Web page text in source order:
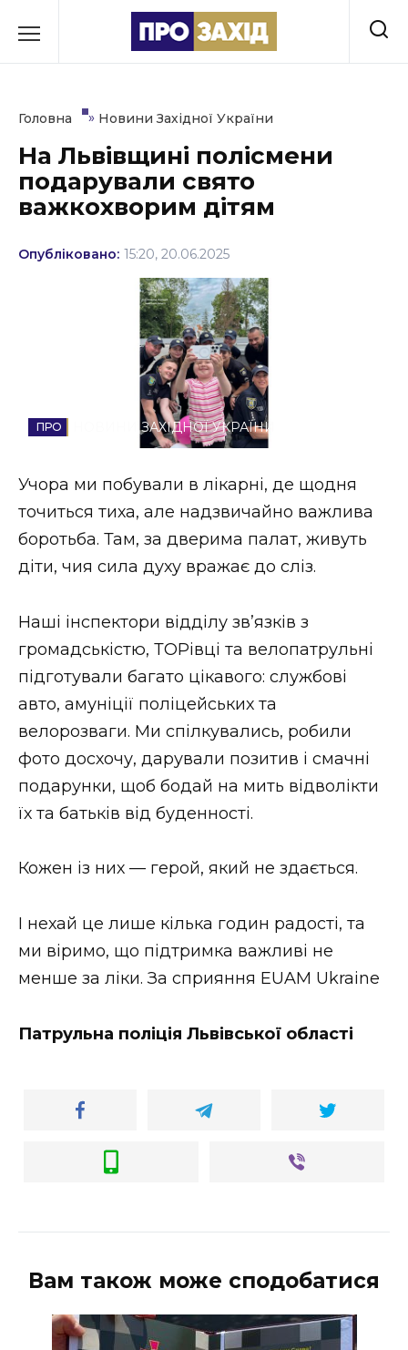
до
Культура
Освіта
Події
Стиль життя
Втрачений Ужгород (відеоверсія)
НОВИНИ ЗАХІДНОЇ УКРАЇНИ
ФОТО
ВІДЕО
Головна » Новини Західної України
На Львівщині полісмени
подарували свято
важкохворим дітям
Опубліковано: 15:20, 20.06.2025
НОВИНИ ЗАХІДНОЇ УКРАЇНИ
Учора ми побували в лікарні, де щодня
точиться тиха, але надзвичайно важлива
боротьба. Там, за дверима палат, живуть
діти, чия сила духу вражає до сліз.
Наші інспектори відділу зв’язків з
громадськістю, ТОРівці та велопатрульні
підготували багато цікавого: службові
авто, амуніції поліцейських та
велорозваги. Ми спілкувались, робили
фото досхочу, дарували позитив і смачні
подарунки, щоб бодай на мить відволікти
їх та батьків від буденності.
Кожен із них — герой, який не здається.
І нехай це лише кілька годин радості, та
ми віримо, що підтримка важливі не
менше за ліки. За сприяння EUAM Ukraine
Патрульна поліція Львівської області
Вам також може сподобатися